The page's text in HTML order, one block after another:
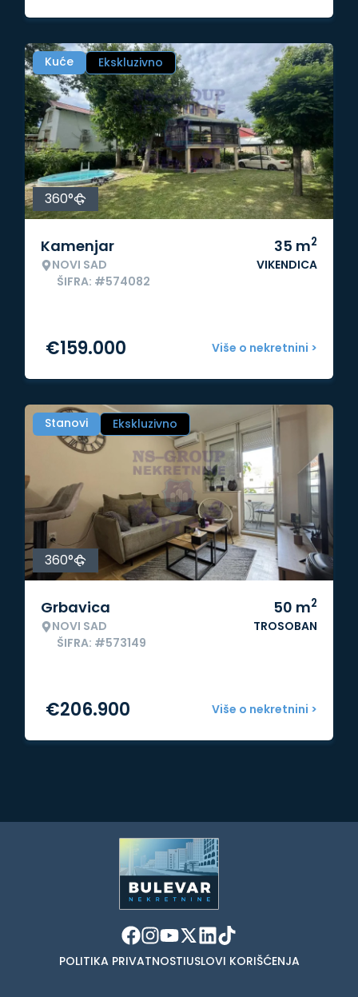
Kuće Ekskluzivno
360°
Kamenjar
NOVI SAD
ŠIFRA: #574082
35 m2
VIKENDICA
Više o nekretnini >
€159.000
Stanovi Ekskluzivno
360°
Grbavica
NOVI SAD
ŠIFRA: #573149
50 m2
TROSOBAN
Više o nekretnini >
€206.900
POLITIKA PRIVATNOSTIUSLOVI KORIŠĆENJA